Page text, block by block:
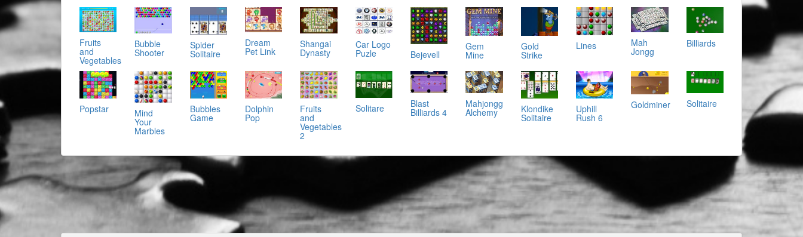
Fruits
and
Vegetables
Bubble
Shooter
Spider
Solitaire
Dream
Pet Link
Shangai
Dynasty
Car Logo
Puzle Bejevell
Gem
Mine
Gold
Strike
Lines Mah
Jongg
Billiards
Popstar Mind
Your
Marbles
Bubbles
Game
Dolphin
Pop
Fruits
and
Vegetables
2
Solitare Blast
Billiards 4
Mahjongg
Alchemy Klondike
Solitaire
Uphill
Rush 6
Goldminer Solitaire